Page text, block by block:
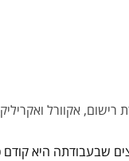
אקוורל
שבעבודתה היא